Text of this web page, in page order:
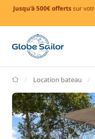
Jusqu'à 500€ offertssur
GlobeSailor
Location bateau